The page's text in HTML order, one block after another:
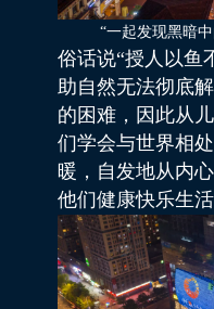
“一起发现黑暗
俗话说“授人以鱼
助自然无法彻底
的困难，因此从
们学会与世界相
暖，自发地从内
他们健康快乐生活